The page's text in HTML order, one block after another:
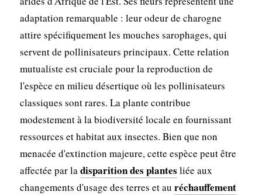
adaptation remarquable : leur odeur de charogne
attire spécifiquement les mouches sarophages, qui
servent de pollinisateurs principaux. Cette relation
mutualiste est cruciale pour la reproduction de
l'espèce en milieu désertique où les pollinisateurs
classiques sont rares. La plante contribue
modestement à la biodiversité locale en fournissant
ressources et habitat aux insectes. Bien que non
menacée d'extinction majeure, cette espèce peut être
affectée par ladisparition des plantes liée aux
changements d'usage des terres et au réchauffement